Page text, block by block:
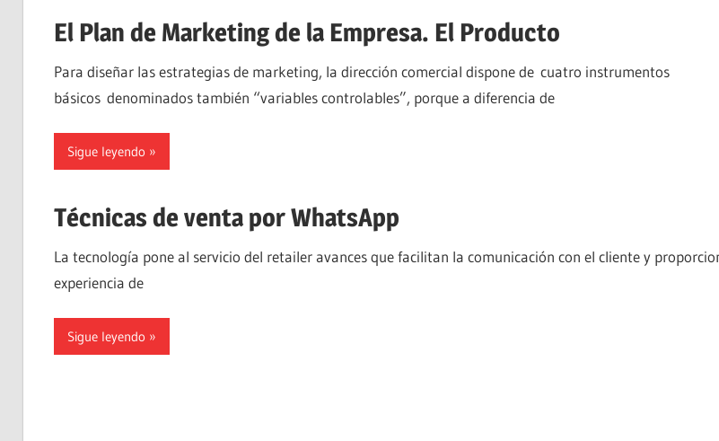
El Plan de Marketing de la Empresa. El Producto
Para diseñar las estrategias de marketing, la dirección comercial dispone de cuatro instrumentos
básicos denominados también “variables controlables”, porque a diferencia de
Sigue leyendo
Técnicas de venta por WhatsApp
La tecnología pone al servicio del retailer avances que facilitan la comunicación con el cliente y
experiencia de
Sigue leyendo